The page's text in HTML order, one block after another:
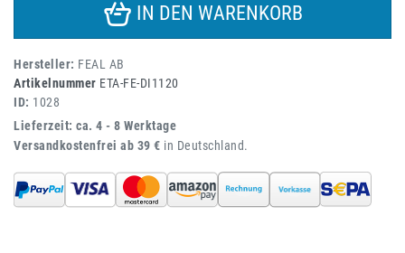
IN DEN WARENKORB
Hersteller: FEAL AB
Artikelnummer ETA-FE-DI1120
ID: 1028
Lieferzeit: ca. 4 - 8 Werktage
Versandkostenfrei ab 39 € in Deutschland.